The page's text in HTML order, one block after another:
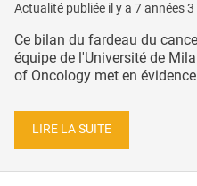
Actualité publiée il y a 7 années
Ce bilan du fardeau du
équipe de l'Université de
of Oncology met en
LIRE LA SUITE